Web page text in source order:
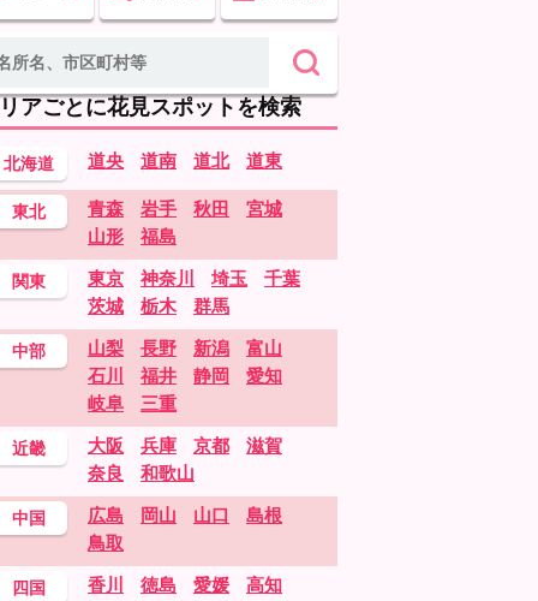
アごとに花見スポットを検索
北海道 道央 道南 道北 道東
東北 青森 岩手 秋田
宮城
山形
福島
関東 東京 神奈川 埼玉
千葉
茨城
栃木 群馬
中部 山梨 長野 新潟
富山
石川
福井 静岡
愛知
岐阜
三重
近畿 大阪 兵庫 京都
滋賀
奈良
和歌山
中国 広島 岡山 山口
島根
鳥取
四国 香川 徳島 愛媛 高知